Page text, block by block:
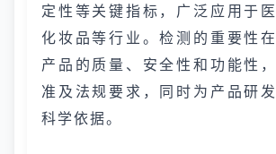
定性等关键指标，广泛应用于医
化妆品等行业。检测的重要性
产品的质量、安全性和功能性
准及法规要求，同时为产品研
科学依据。